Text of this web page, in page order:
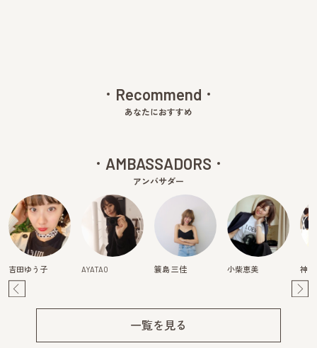
Recommend
あなたにおすすめ
AMBASSADORS
アンバサダー
吉田ゆう子 AYATAO 簑島 三佳 小柴恵美 神
一覧を見る